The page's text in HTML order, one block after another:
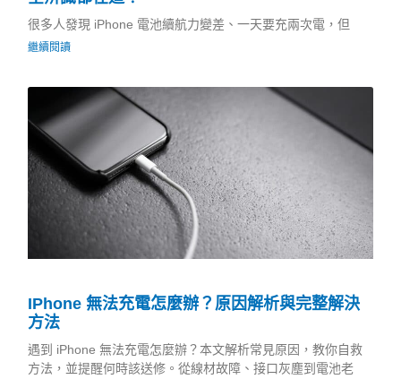
很多人發現 iPhone 電池續航力變差、一天要充兩次電，但
繼續閱讀
IPhone 無法充電怎麼辦？原因解析與完整解決
方法
遇到 iPhone 無法充電怎麼辦？本文解析常見原因，教你自救
方法，並提醒何時該送修。從線材故障、接口灰塵到電池老